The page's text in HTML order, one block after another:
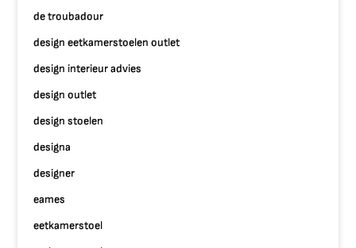
de troubadour
design eetkamerstoelen outlet
design interieur advies
design outlet
design stoelen
designa
designer
eames
eetkamerstoel